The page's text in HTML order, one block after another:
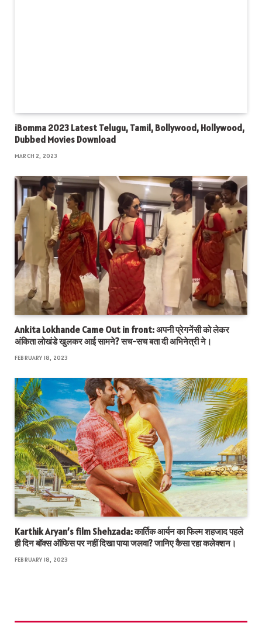
iBomma 2023 Latest Telugu, Tamil, Bollywood, Hollywood,
Dubbed Movies Download
MARCH 2, 2023
Ankita Lokhande Came Out in front: अपनी प्रेगनेंसी को लेकर
अंकिता लोखंडे खुलकर आई सामने? सच-सच बता दी अभिनेत्री ने।
FEBRUARY 18, 2023
Karthik Aryan’s film Shehzada: कार्तिक आर्यन का फिल्म शहजाद पहले
ही दिन बॉक्स ऑफिस पर नहीं दिखा पाया जलवा? जानिए कैसा रहा कलेक्शन।
FEBRUARY 18, 2023